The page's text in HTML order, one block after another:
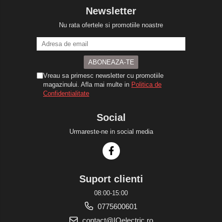
Newsletter
Nu rata ofertele si promotiile noastre
Vreau sa primesc newsletter cu promotiile
magazinului. Afla mai multe in Politica de
Confidentialitate
Social
Urmareste-ne in social media
Suport clienti
08:00-15:00
0775600601
contact@IQelectric.ro